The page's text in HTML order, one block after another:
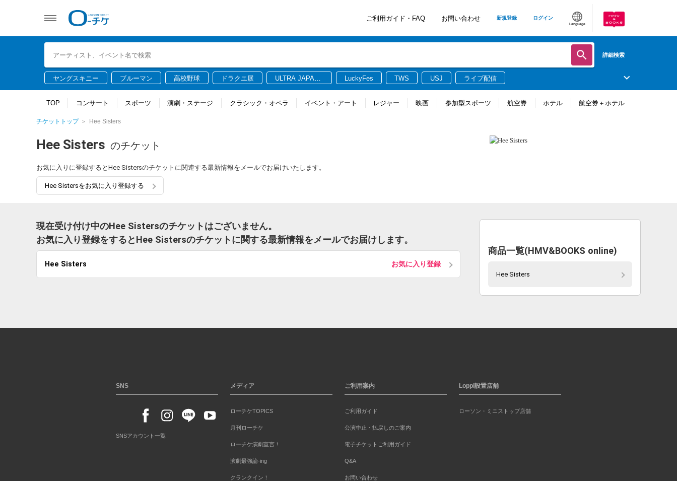
ご利用ガイド・FAQ お問い合わせ 新規登録 ログイン
Language
詳細検索
ヤングスキニー ブルーマン 高校野球 ドラクエ展
ULTRA JAPAN
LuckyFes TWS USJ ライブ配信
TOP コンサート スポーツ 演劇・ステージ クラシック・オペラ イベント・アート レジャー 映画 参加型スポーツ 航空券 ホテル 航空券＋ホテル
チケットトップ Hee Sisters
Hee Sisters のチケット
お気に入りに登録するとHee Sistersのチケットに関連する最新情報をメールでお届けいたします。
Hee Sistersをお気に入り登録する
現在受け付け中のHee Sistersのチケットはございません。
お気に入り登録をするとHee Sistersのチケットに関する最新情報をメールでお届けします。
Hee Sisters お気に入り登録
商品一覧(HMV&BOOKS online)
Hee Sisters
SNS
SNSアカウント一覧
メディア
ローチケTOPICS
月刊ローチケ
ローチケ演劇宣言！
演劇最強論-ing
クランクイン！
ご利用案内
ご利用ガイド
公演中止・払戻しのご案内
電子チケットご利用ガイド
Q&A
お問い合わせ
Loppi設置店舗
ローソン・ミニストップ店舗